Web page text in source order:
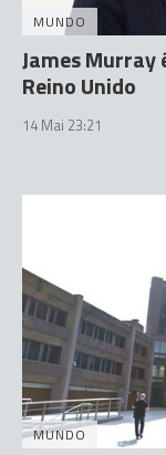
MUNDO
James Murray
Reino Unido
14 Mai 23:21
MUNDO